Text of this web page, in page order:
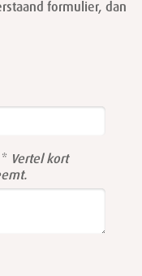
formulier, dan
Vertel kort